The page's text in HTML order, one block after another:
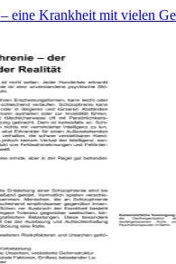
eine Krankheit mit vielen